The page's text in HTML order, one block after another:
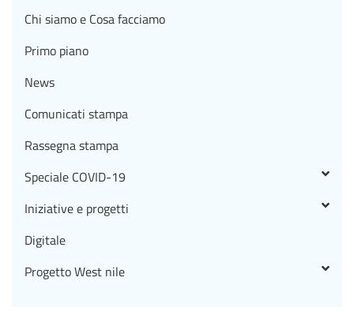
Chi siamo e Cosa facciamo
Primo piano
News
Comunicati stampa
Rassegna stampa
Speciale COVID-19
Iniziative e progetti
Digitale
Progetto West nile